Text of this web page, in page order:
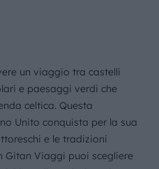
GITAN
un viaggio tra castelli
e paesaggi verdi che
celtica. Questa
Unito conquista per la sua
e le tradizioni
Gitan Viaggi puoi scegliere